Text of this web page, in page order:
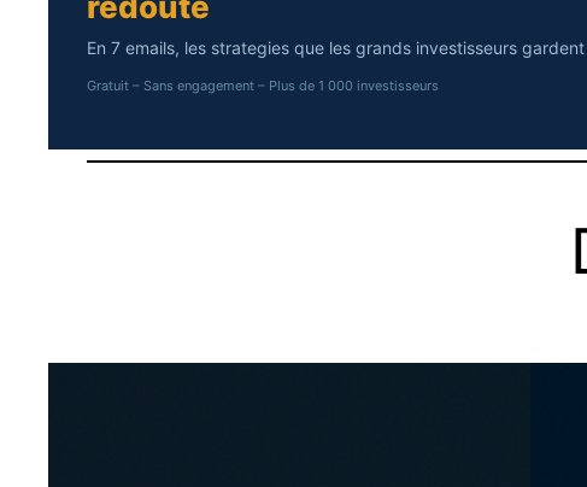
En 7 emails, les strategies que les grands investisseurs
Gratuit – Sans engagement – Plus de 1 000 investisseurs